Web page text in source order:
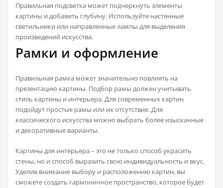
Правильная подсветка может подчеркнуть элементы
картины и добавить глубину. Используйте настенные
светильники или направленные лампы для выделения
произведений искусства.
Рамки и оформление
Правильная рамка может значительно повлиять на
презентацию картины. Подбор рамы должен учитывать
стиль картины и интерьера. Для современных картин
подойдут простые рамы или их отсутствие. Для
классического искусства можно выбрать более изысканные
и декоративные варианты.
Картины для интерьера – это не только способ украсить
стены, но и способ выразить свою индивидуальность и вкус.
Уделив внимание выбору и расположению картин, вы
сможете создать гармоничное пространство, которое будет